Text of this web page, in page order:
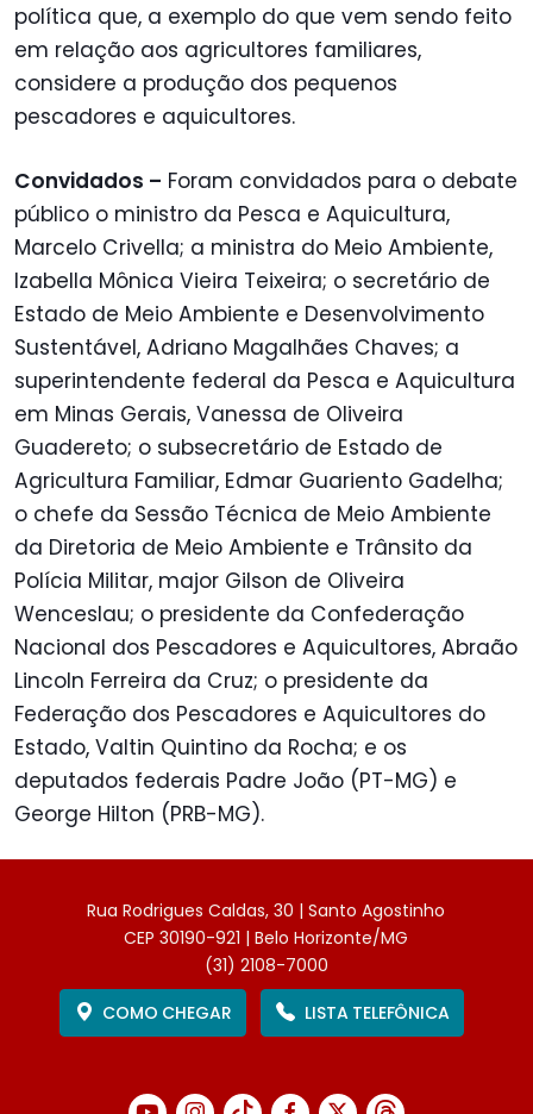
política que, a exemplo do que vem sendo feito
em relação aos agricultores familiares,
considere a produção dos pequenos
pescadores e aquicultores.
Convidados – Foram convidados para o debate
público o ministro da Pesca e Aquicultura,
Marcelo Crivella; a ministra do Meio Ambiente,
Izabella Mônica Vieira Teixeira; o secretário de
Estado de Meio Ambiente e Desenvolvimento
Sustentável, Adriano Magalhães Chaves; a
superintendente federal da Pesca e Aquicultura
em Minas Gerais, Vanessa de Oliveira
Guadereto; o subsecretário de Estado de
Agricultura Familiar, Edmar Guariento Gadelha;
o chefe da Sessão Técnica de Meio Ambiente
da Diretoria de Meio Ambiente e Trânsito da
Polícia Militar, major Gilson de Oliveira
Wenceslau; o presidente da Confederação
Nacional dos Pescadores e Aquicultores, Abraão
Lincoln Ferreira da Cruz; o presidente da
Federação dos Pescadores e Aquicultores do
Estado, Valtin Quintino da Rocha; e os
deputados federais Padre João (PT-MG) e
George Hilton (PRB-MG).
Rua Rodrigues Caldas, 30 | Santo Agostinho
CEP 30190-921 | Belo Horizonte/MG
(31) 2108-7000
COMO CHEGAR
LISTA TELEFÔNICA